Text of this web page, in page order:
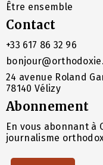
Être ensemble
Contact
+33 617 86 32 96
24 avenue Roland
78140 Vélizy
Abonnement
En vous abonnant à
journalisme